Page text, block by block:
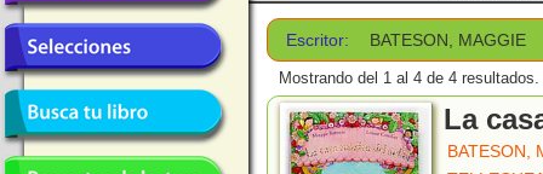
Escritor: BATESON, MAGGIE
Mostrando del 1 al 4 de 4 resultados.
La
BATESON,